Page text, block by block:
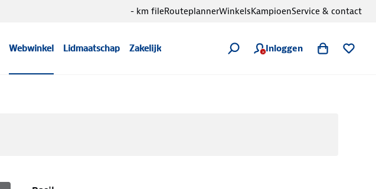
Webwinkel Lidmaatschap Zakelijk Inloggen
- km fileRouteplannerWinkelsKampioenService & contact